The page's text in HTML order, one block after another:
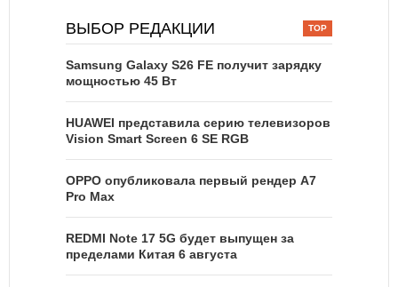
ВЫБОР РЕДАКЦИИ
Samsung Galaxy S26 FE получит зарядку
мощностью 45 Вт
HUAWEI представила серию телевизоров
Vision Smart Screen 6 SE RGB
OPPO опубликовала первый рендер A7
Pro Max
REDMI Note 17 5G будет выпущен за
пределами Китая 6 августа